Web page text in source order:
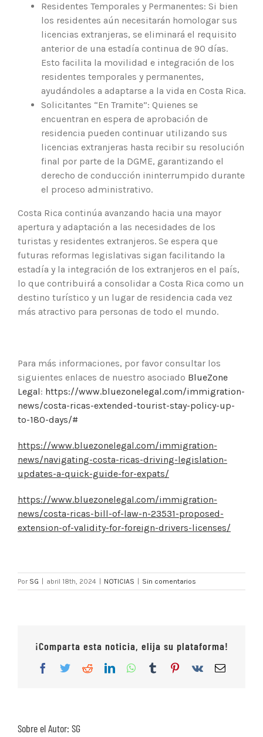
Residentes Temporales y Permanentes: Si bien
los residentes aún necesitarán homologar sus
licencias extranjeras, se eliminará el requisito
anterior de una estadía continua de 90 días.
Esto facilita la movilidad e integración de los
residentes temporales y permanentes,
ayudándoles a adaptarse a la vida en Costa Rica.
Solicitantes “En Tramite”: Quienes se
encuentran en espera de aprobación de
residencia pueden continuar utilizando sus
licencias extranjeras hasta recibir su resolución
final por parte de la DGME, garantizando el
derecho de conducción ininterrumpido durante
el proceso administrativo.
Costa Rica continúa avanzando hacia una mayor
apertura y adaptación a las necesidades de los
turistas y residentes extranjeros. Se espera que
futuras reformas legislativas sigan facilitando la
estadía y la integración de los extranjeros en el país,
lo que contribuirá a consolidar a Costa Rica como un
destino turístico y un lugar de residencia cada vez
más atractivo para personas de todo el mundo.
Para más informaciones, por favor consultar los
siguientes enlaces de nuestro asociado BlueZone
Legal: https://www.bluezonelegal.com/immigration-
news/costa-ricas-extended-tourist-stay-policy-up-
to-180-days/#
https://www.bluezonelegal.com/immigration-
news/navigating-costa-ricas-driving-legislation-
updates-a-quick-guide-for-expats/
https://www.bluezonelegal.com/immigration-
news/costa-ricas-bill-of-law-n-23531-proposed-
extension-of-validity-for-foreign-drivers-licenses/
Por SG abril 18th, 2024 NOTICIAS Sin comentarios
¡Comparta esta noticia, elija su plataforma!
Facebook
TwitterRedditLinkedInWhatsApp
TumblrPinterest
Vk
Correo
Sobre el Autor: SG